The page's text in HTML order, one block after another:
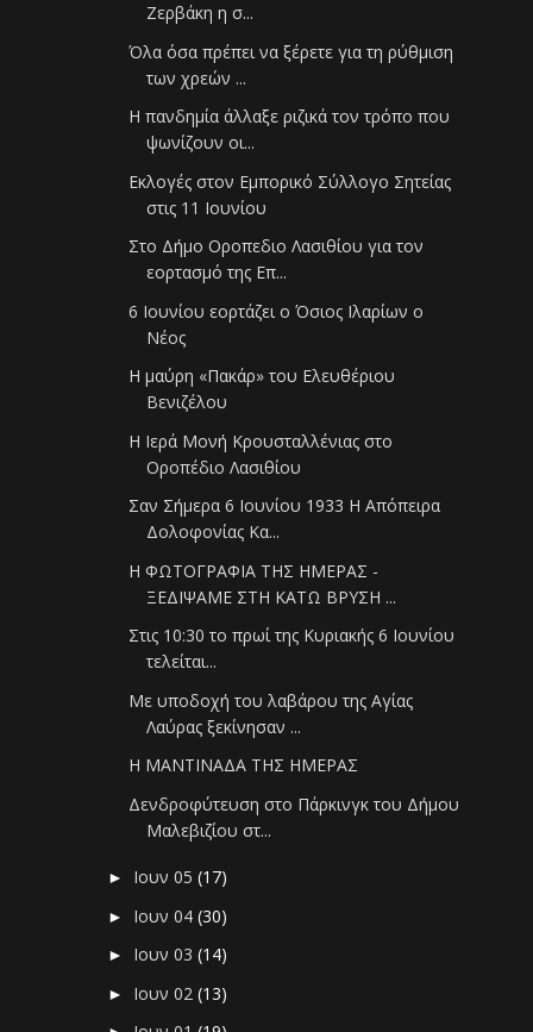
Ζερβάκη η σ...
Όλα όσα πρέπει να ξέρετε για τη ρύθμιση
των χρεών ...
Η πανδημία άλλαξε ριζικά τον τρόπο που
ψωνίζουν οι...
Εκλογές στον Εμπορικό Σύλλογο Σητείας
στις 11 Ιουνίου
Στο Δήμο Οροπεδιο Λασιθίου για τον
εορτασμό της Επ...
6 Ιουνίου εορτάζει ο Όσιος Ιλαρίων ο
Νέος
Η μαύρη «Πακάρ» του Ελευθέριου
Βενιζέλου
Η Ιερά Μονή Κρουσταλλένιας στο
Οροπέδιο Λασιθίου
Σαν Σήμερα 6 Ιουνίου 1933 Η Απόπειρα
Δολοφονίας Κα...
Η ΦΩΤΟΓΡΑΦΙΑ ΤΗΣ ΗΜΕΡΑΣ -
ΞΕΔΙΨΑΜΕ ΣΤΗ ΚΑΤΩ ΒΡΥΣΗ ...
Στις 10:30 το πρωί της Κυριακής 6 Ιουνίου
τελείται...
Με υποδοχή του λαβάρου της Αγίας
Λαύρας ξεκίνησαν ...
Η ΜΑΝΤΙΝΑΔΑ ΤΗΣ ΗΜΕΡΑΣ
Δενδροφύτευση στο Πάρκινγκ του Δήμου
Μαλεβιζίου στ...
► Ιουν 05(17)
► Ιουν 04(30)
► Ιουν 03(14)
► Ιουν 02(13)